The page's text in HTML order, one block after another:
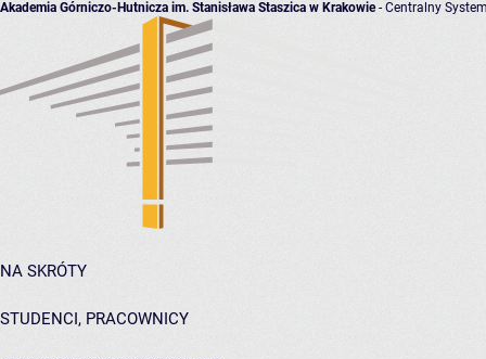
Akademia Górniczo-Hutnicza im. Stanisława Staszica w Krakowie- Centralny
NA SKRÓTY
STUDENCI, PRACOWNICY